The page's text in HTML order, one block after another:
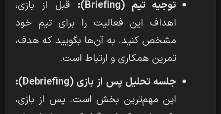
توجیه تیم (Briefing):
قبل از بازی،
اهداف این فعالیت را برای تیم خود
مشخص کنید. به آن‌ها بگویید که هدف،
تمرین همکاری و ارتباط است.
جلسه تحلیل پس از بازی (Debriefing):
این مهم‌ترین بخش است. پس از بازی،